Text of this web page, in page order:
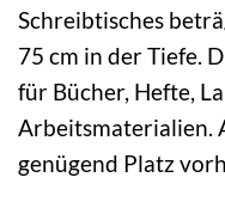
Schreibtisches
75 cm in der Tiefe.
für Bücher, Hefte,
Arbeitsmaterialien.
genügend Platz